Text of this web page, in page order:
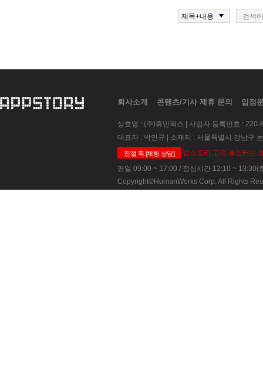
회사소개 콘텐츠/기사 제휴 문의 입점
상호명 : (주)휴먼웍스 | 사업자 등록번호 :
대표자 : 박민규 | 소재지 : 서울특별시 강남구
친절 톡 [채팅 상담]
앱스토리 고객 콜센터는
평일 09:00 ~ 17:00 / 점심시간 12:10 ~ 13:30(
Copyright©HumanWorks Corp. All Rights